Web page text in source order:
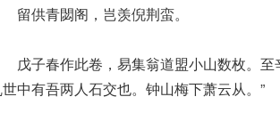
供青閟阁，岂羡倪荆蛮。
子春作此卷，易集翁道盟小山数枚。至
中有吾两人石交也。钟山梅下萧云从。”